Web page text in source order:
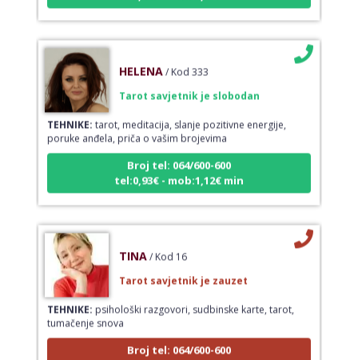
TEHNIKE:tarot, meditacija, slanje pozitivne energije,
poruke anđela, priča o vašim brojevima
Broj tel: 064/600-600
tel:0,93€ - mob:1,12€ min
TEHNIKE:psihološki razgovori, sudbinske karte, tarot,
tumačenje snova
Broj tel: 064/600-600
tel:0,93€ - mob:1,12€ min